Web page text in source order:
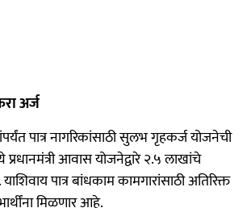
अर्ज
पात्र नागरिकांसाठी सुलभ गृहकर्ज योजनेची
आवास योजनेद्वारे २.५ लाखांचे
पात्र बांधकाम कामगारांसाठी अतिरिक्त
मिळणार आहे.